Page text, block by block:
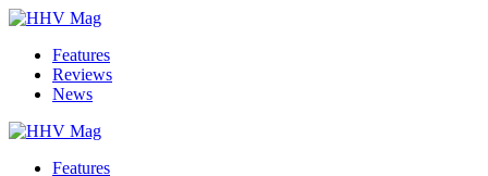
Features
Reviews
News
Features